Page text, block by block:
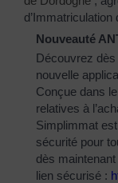
Nouveauté
Découvrez
nouvelle
Conçue dans
relatives à
Simplimmat
sécurité pour
dès
lien sécurisé :